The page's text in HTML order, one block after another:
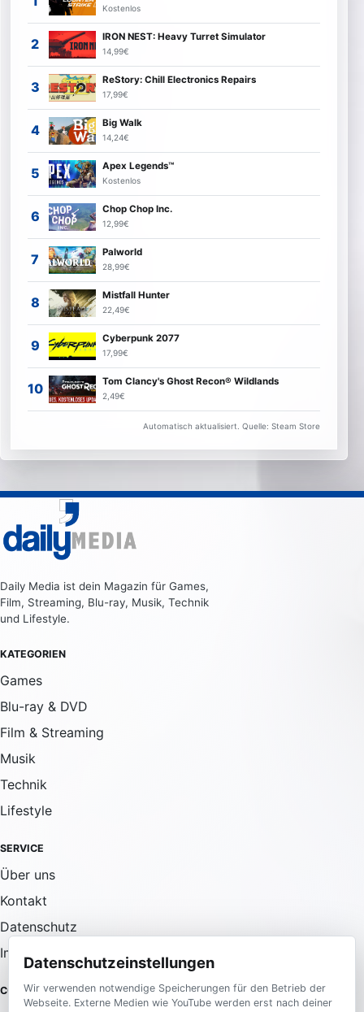
Kostenlos
IRON NEST: Heavy Turret Simulator
14,99€
ReStory: Chill Electronics Repairs
17,99€
Big Walk
14,24€
Apex Legends™
Kostenlos
Chop Chop Inc.
12,99€
Palworld
28,99€
Mistfall Hunter
22,49€
Cyberpunk 2077
17,99€
Tom Clancy's Ghost Recon® Wildlands
2,49€
Automatisch aktualisiert. Quelle: Steam Store
Daily Media ist dein Magazin für Games,
Film, Streaming, Blu-ray, Musik, Technik
und Lifestyle.
KATEGORIEN
Games
Blu-ray & DVD
Film & Streaming
Musik
Technik
Lifestyle
SERVICE
Über uns
Kontakt
Datenschutz
Impressum
COMMUNITY
Datenschutzeinstellungen
Wir verwenden notwendige Speicherungen für den Betrieb der
Webseite. Externe Medien wie YouTube werden erst nach deiner